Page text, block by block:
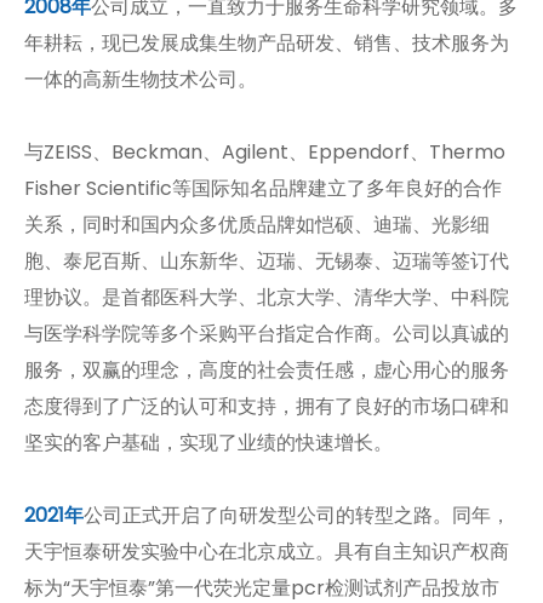
2008年公司成立，一直致力于服务生命科学研究领域。多
年耕耘，现已发展成集生物产品研发、销售、技术服务为
一体的高新生物技术公司。
与ZEISS、Beckman、Agilent、Eppendorf、Thermo
Fisher Scientific等国际知名品牌建立了多年良好的合作
关系，同时和国内众多优质品牌如恺硕、迪瑞、光影细
胞、泰尼百斯、山东新华、迈瑞、无锡泰、迈瑞等签订代
理协议。是首都医科大学、北京大学、清华大学、中科院
与医学科学院等多个采购平台指定合作商。公司以真诚的
服务，双赢的理念，高度的社会责任感，虚心用心的服务
态度得到了广泛的认可和支持，拥有了良好的市场口碑和
坚实的客户基础，实现了业绩的快速增长。
2021年公司正式开启了向研发型公司的转型之路。同年，
天宇恒泰研发实验中心在北京成立。具有自主知识产权商
标为“天宇恒泰”第一代荧光定量pcr检测试剂产品投放市